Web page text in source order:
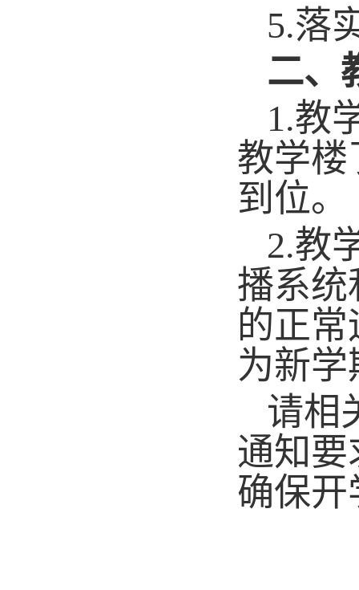
5.落
二、
1.教
教学楼
到位。
2.教
播系统
的正
为新
请相
通知
确保开